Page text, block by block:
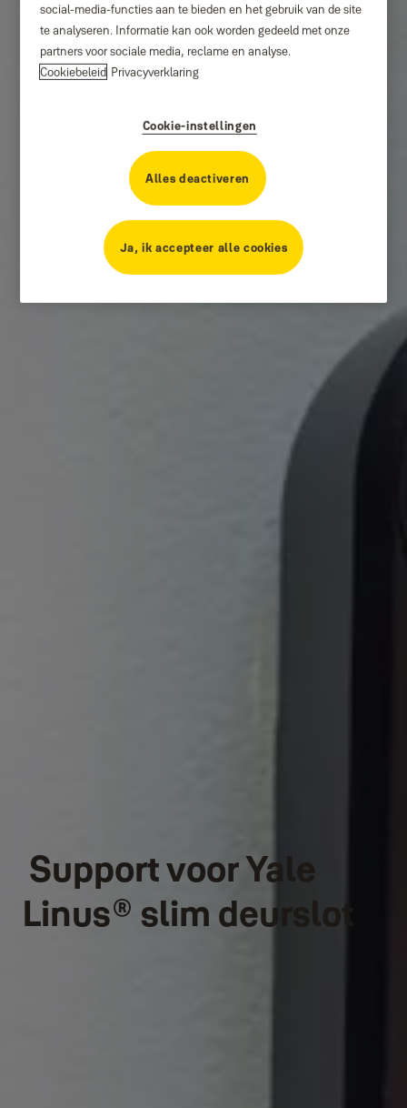
Support voor Yale
Linus® slim deurslot
social-media-functies aan te bieden en het gebruik van de site
te analyseren. Informatie kan ook worden gedeeld met onze
partners voor sociale media, reclame en analyse.
Cookiebeleid Privacyverklaring
Cookie-instellingen
Alles deactiveren
Ja, ik accepteer alle cookies